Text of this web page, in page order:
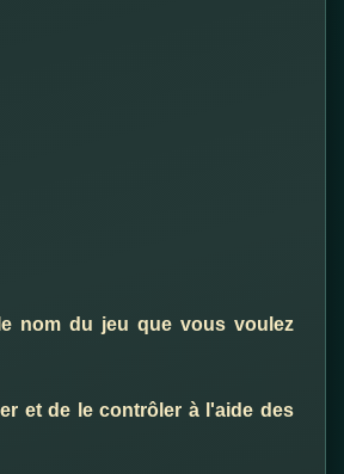
nom du jeu que vous voulez
et de le contrôler à l'aide des